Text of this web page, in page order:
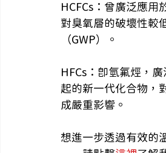
HCFCs：曾廣泛應用
對臭氧層的破壞性較
（GWP）。
HFCs： 即氫氟烴， 廣
起的新一代化合物，
成嚴重影響。
想進一步透過有效的